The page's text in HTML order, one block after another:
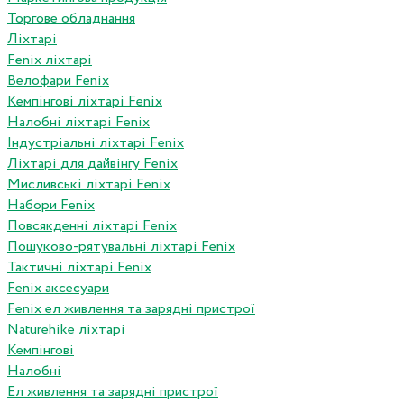
Торгове обладнання
Ліхтарі
Fenix ліхтарі
Велофари Fenix
Кемпінгові ліхтарі Fenix
Налобні ліхтарі Fenix
Індустріальні ліхтарі Fenix
Ліхтарі для дайвінгу Fenix
Мисливські ліхтарі Fenix
Набори Fenix
Повсякденні ліхтарі Fenix
Пошуково-рятувальні ліхтарі Fenix
Тактичні ліхтарі Fenix
Fenix аксесуари
Fenix ел живлення та зарядні пристрої
Naturehike ліхтарі
Кемпінгові
Налобні
Ел живлення та зарядні пристрої